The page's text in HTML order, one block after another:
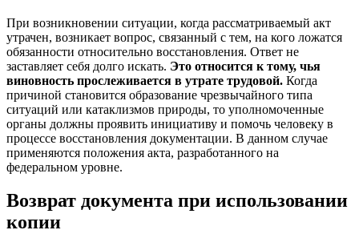
При возникновении ситуации, когда рассматриваемый акт
утрачен, возникает вопрос, связанный с тем, на кого ложатся
обязанности относительно восстановления. Ответ не
заставляет себя долго искать. Это относится к тому, чья
виновность прослеживается в утрате трудовой. Когда
причиной становится образование чрезвычайного типа
ситуаций или катаклизмов природы, то уполномоченные
органы должны проявить инициативу и помочь человеку в
процессе восстановления документации. В данном случае
применяются положения акта, разработанного на
федеральном уровне.
Возврат документа при использовании
копии